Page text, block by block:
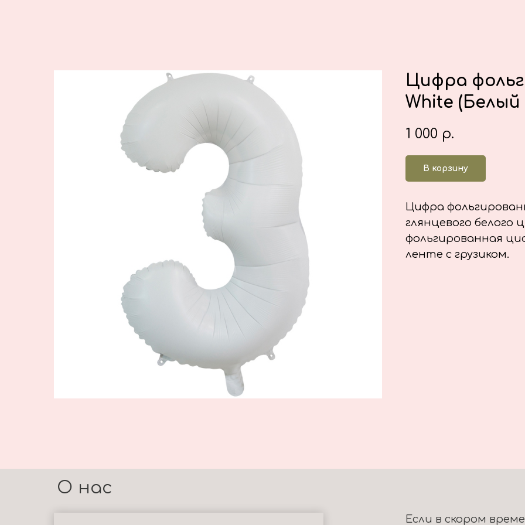
Цифра
White (Белый
1 000 р.
В корзину
Цифра
глянцевого белого
фольгированная
ленте с грузиком.
О нас
Если в скором